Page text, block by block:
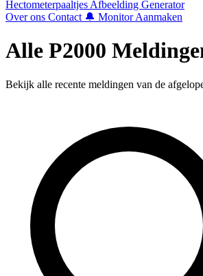
Hectometerpaaltjes Afbeelding Generator
Over ons Contact 🔔 Monitor Aanmaken
Alle P2000
Bekijk alle recente meldingen van de